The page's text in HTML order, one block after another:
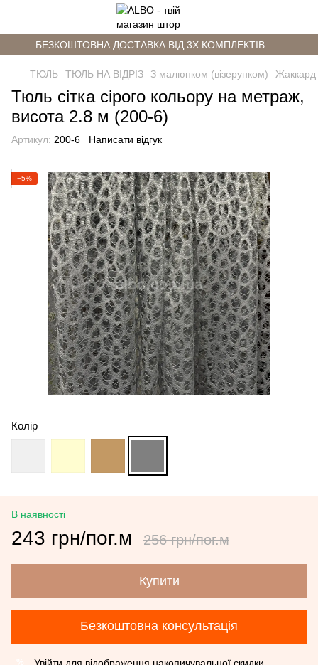
БЕЗКОШТОВНА ДОСТАВКА ВІД 3Х КОМПЛЕКТІВ
ТЮЛЬ ТЮЛЬ НА ВІДРІЗ З малюнком (візерунком) Жаккард
Тюль сітка сірого кольору на метраж,
висота 2.8 м (200-6)
Артикул: 200-6 Написати відгук
−5%
Колір
В наявності
243 грн/пог.м 256 грн/пог.м
Купити
Безкоштовна консультація
Увійти для відображення накопичувальної скидки